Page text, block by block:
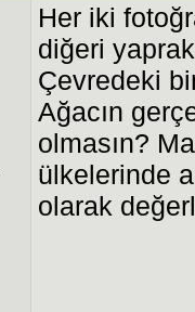
Her iki
diğeri
Çevredeki
Ağacın
olmasın?
ülkelerinde
olarak